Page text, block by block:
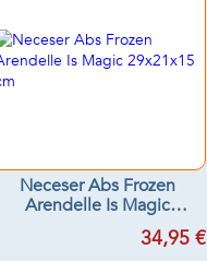
Neceser Abs Frozen
Arendelle Is Magic
29x21x15 cm34,95 €